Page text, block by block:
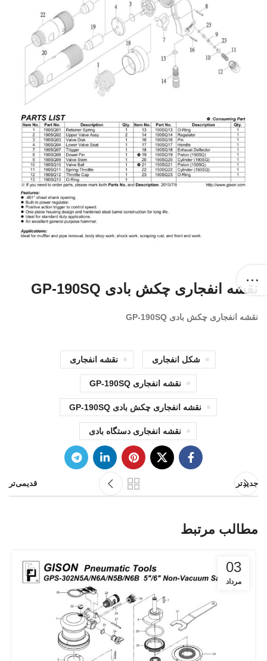
نقشه انفجاری چکش بادی GP-190SQ
نقشه انفجاری چکش بادی GP-190SQ
شکل انفجاری نقشه انفجاری
نقشه انفجاری GP-190SQ
نقشه انفجاری چکش بادی GP-190SQ
نقشه انفجاری دستگاه بادی
جدیدتر قدیمی‌تر
مطالب مرتبط
03
مرداد